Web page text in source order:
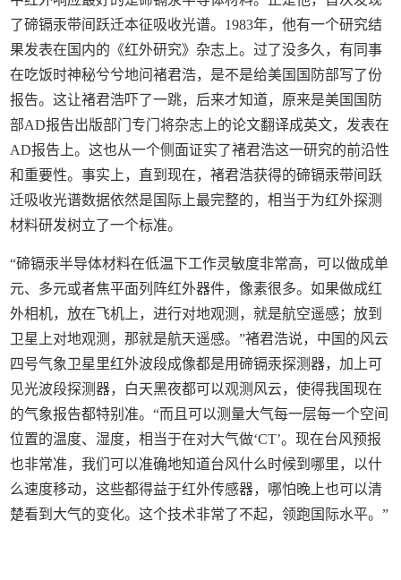
了碲镉汞带间跃迁本征吸收光谱。1983年，他有一个研究结
果发表在国内的《红外研究》杂志上。过了没多久，有同事
在吃饭时神秘兮兮地问褚君浩，是不是给美国国防部写了份
报告。这让褚君浩吓了一跳，后来才知道，原来是美国国防
部AD报告出版部门专门将杂志上的论文翻译成英文，发表在
AD报告上。这也从一个侧面证实了褚君浩这一研究的前沿性
和重要性。事实上，直到现在，褚君浩获得的碲镉汞带间跃
迁吸收光谱数据依然是国际上最完整的，相当于为红外探测
材料研发树立了一个标准。
“碲镉汞半导体材料在低温下工作灵敏度非常高，可以做成单
元、多元或者焦平面列阵红外器件，像素很多。如果做成红
外相机，放在飞机上，进行对地观测，就是航空遥感；放到
卫星上对地观测，那就是航天遥感。”褚君浩说，中国的风云
四号气象卫星里红外波段成像都是用碲镉汞探测器，加上可
见光波段探测器，白天黑夜都可以观测风云，使得我国现在
的气象报告都特别准。“而且可以测量大气每一层每一个空间
位置的温度、湿度，相当于在对大气做‘CT’。现在台风预报
也非常准，我们可以准确地知道台风什么时候到哪里，以什
么速度移动，这些都得益于红外传感器，哪怕晚上也可以清
楚看到大气的变化。这个技术非常了不起，领跑国际水平。”